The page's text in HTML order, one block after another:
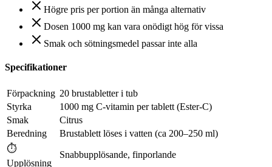
Högre pris per portion än många alternativ
Dosen 1000 mg kan vara onödigt hög för vissa
Smak och sötningsmedel passar inte alla
Specifikationer
Förpackning 20 brustabletter i tub
Styrka
1000 mg C‑vitamin per tablett (Ester‑C)
Smak
Citrus
Beredning
Brustablett löses i vatten (ca 200–250 ml)
⏱
Upplösning
Snabbupplösande, finporlande